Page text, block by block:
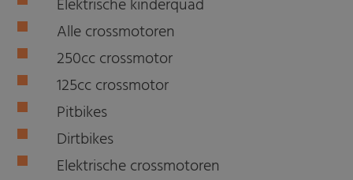
Elektrische kinderquad
Alle crossmotoren
250cc crossmotor
125cc crossmotor
Pitbikes
Dirtbikes
Elektrische crossmotoren